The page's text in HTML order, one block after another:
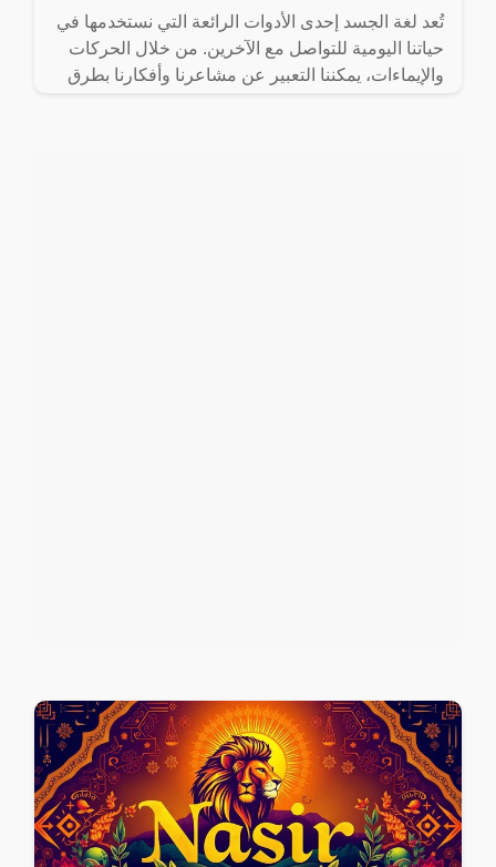
تُعد لغة الجسد إحدى الأدوات الرائعة التي نستخدمها في
حياتنا اليومية للتواصل مع الآخرين. من خلال الحركات
والإيماءات، يمكننا التعبير عن مشاعرنا وأفكارنا بطرق